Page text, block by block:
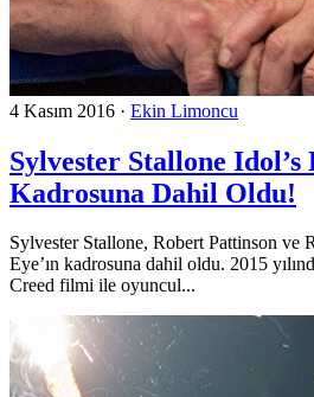
4 Kasım 2016 · Ekin Limoncu
Sylvester Stallone Idol’s
Kadrosuna Dahil Oldu!
Sylvester Stallone, Robert Pattinson ve
Eye’ın kadrosuna dahil oldu. 2015
Creed filmi ile oyuncul...